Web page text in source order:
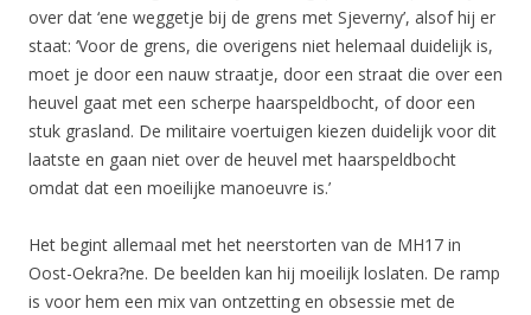
over dat ‘ene weggetje bij de grens met Sjeverny’, alsof hij er
staat: ‘Voor de grens, die overigens niet helemaal duidelijk is,
moet je door een nauw straatje, door een straat die over een
heuvel gaat met een scherpe haarspeldbocht, of door een
stuk grasland. De militaire voertuigen kiezen duidelijk voor dit
laatste en gaan niet over de heuvel met haarspeldbocht
omdat dat een moeilijke manoeuvre is.’
Het begint allemaal met het neerstorten van de MH17 in
Oost-Oekra?ne. De beelden kan hij moeilijk loslaten. De ramp
is voor hem een mix van ontzetting en obsessie met de